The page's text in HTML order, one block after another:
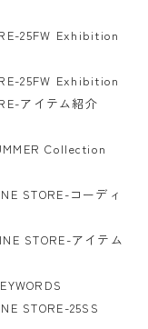
25FW Exhibition
25FW Exhibition
アイテム紹介
Collection
STORE-コーディ
STORE-アイテム
STORE-25SS